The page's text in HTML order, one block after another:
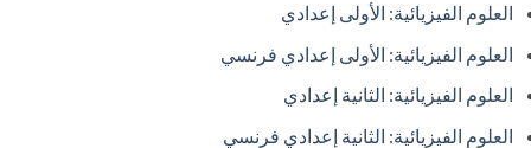
العلوم الفيزيائية: الأولى إعدادي
العلوم الفيزيائية: الأولى إعدادي فرنسي
العلوم الفيزيائية: الثانية إعدادي
العلوم الفيزيائية: الثانية إعدادي فرنسي